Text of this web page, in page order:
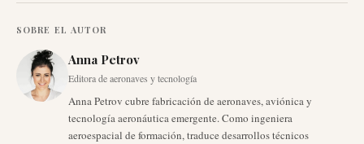
SOBRE EL AUTOR
Anna Petrov
Editora de aeronaves y tecnología
Anna Petrov cubre fabricación de aeronaves, aviónica y
tecnología aeronáutica emergente. Como ingeniera
aeroespacial de formación, traduce desarrollos técnicos